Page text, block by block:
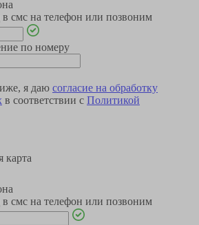
смс на телефон или позвоним
по номеру
я даю согласие на обработку
в соответствии с Политикой
карта
смс на телефон или позвоним